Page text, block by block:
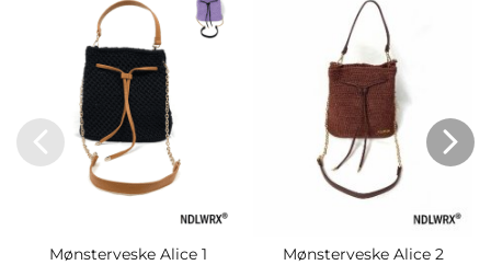
Mønsterveske Alice 1 Mønsterveske Alice 2